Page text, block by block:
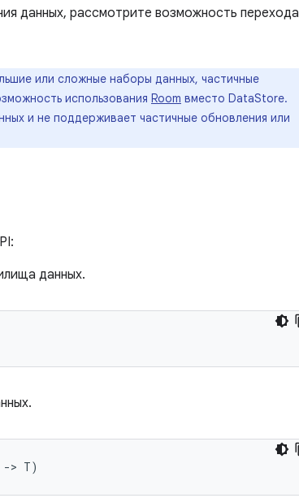
данных, рассмотрите возможность перехода
или сложные наборы данных, частичные
использования Room вместо DataStore.
и не поддерживает частичные обновления или
данных.
-> T)